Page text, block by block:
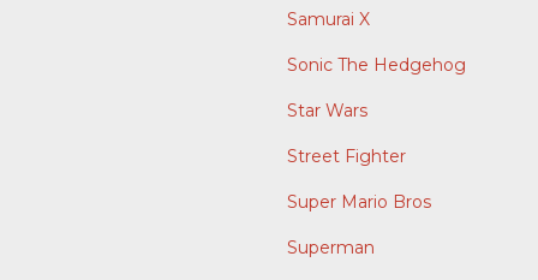
Samurai X
Sonic The Hedgehog
Star Wars
Street Fighter
Super Mario Bros
Superman